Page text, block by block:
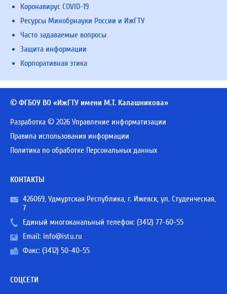
Коронавирус COVID-19
Ресурсы Минобрнауки России и ИжГТУ
Часто задаваемые вопросы
Защита информации
Корпоративная этика
© ФГБОУ ВО «ИжГТУ имени М.Т. Калашникова»
Разработка © 2026 Управление информатизации
Правила использования информации
Политика по обработке Персональных данных
КОНТАКТЫ
426069, Удмуртская Республика, г. Ижевск, ул. Студенческая,
7
Единый многоканальный телефон: (3412) 77-60-55
Email: info@istu.ru
Факс: (3412) 50-40-55
СОЦСЕТИ